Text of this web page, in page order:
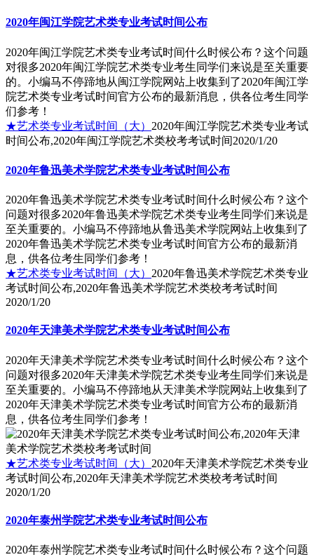
2020年闽江学院艺术类专业考试时间公布
2020年闽江学院艺术类专业考试时间什么时候公布？这个问题
对很多2020年闽江学院艺术类专业考生同学们来说是至关重要
的。小编马不停蹄地从闽江学院网站上收集到了2020年闽江学
院艺术类专业考试时间官方公布的最新消息，供各位考生同学
们参考！
★艺术类专业考试时间（大） 2020年闽江学院艺术类专业考试
时间公布,2020年闽江学院艺术类校考考试时间2020/1/20
2020年鲁迅美术学院艺术类专业考试时间公布
2020年鲁迅美术学院艺术类专业考试时间什么时候公布？这个
问题对很多2020年鲁迅美术学院艺术类专业考生同学们来说是
至关重要的。小编马不停蹄地从鲁迅美术学院网站上收集到了
2020年鲁迅美术学院艺术类专业考试时间官方公布的最新消
息，供各位考生同学们参考！
★艺术类专业考试时间（大） 2020年鲁迅美术学院艺术类专业
考试时间公布,2020年鲁迅美术学院艺术类校考考试时间
2020/1/20
2020年天津美术学院艺术类专业考试时间公布
2020年天津美术学院艺术类专业考试时间什么时候公布？这个
问题对很多2020年天津美术学院艺术类专业考生同学们来说是
至关重要的。小编马不停蹄地从天津美术学院网站上收集到了
2020年天津美术学院艺术类专业考试时间官方公布的最新消
息，供各位考生同学们参考！
★艺术类专业考试时间（大） 2020年天津美术学院艺术类专业
考试时间公布,2020年天津美术学院艺术类校考考试时间
2020/1/20
2020年泰州学院艺术类专业考试时间公布
2020年泰州学院艺术类专业考试时间什么时候公布？这个问题